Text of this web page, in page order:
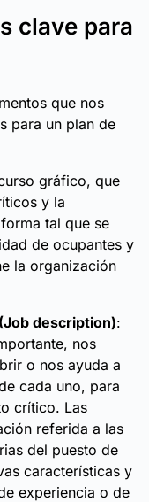
clave para
que nos
para un plan de
gráfico, que
y la
tal que se
de ocupantes y
la organización
description):
nos
o nos ayuda a
cada uno, para
crítico. Las
referida a las
del puesto de
características y
experiencia o de